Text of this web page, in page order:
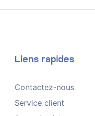
Liens rapides
Contactez-nous
Service client